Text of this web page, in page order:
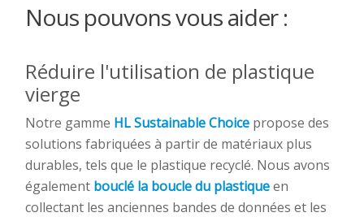
Nous pouvons vous aider :
Réduire l'utilisation de plastique
vierge
Notre gamme HL Sustainable Choice propose des
solutions fabriquées à partir de matériaux plus
durables, tels que le plastique recyclé. Nous avons
également bouclé la boucle du plastiqueen
collectant les anciennes bandes de données et les